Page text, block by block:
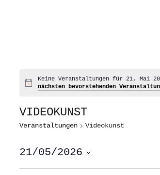
Hinweis
Keine Veranstaltungen für 21. Mai
nächsten bevorstehenden
VIDEOKUNST
Veranstaltungen Videokunst
21/05/2026
wählen.